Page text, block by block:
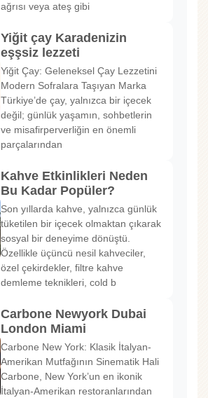
ağrısı veya ateş gibi
Yiğit çay Karadenizin
eşşsiz lezzeti
Yiğit Çay: Geleneksel Çay Lezzetini
Modern Sofralara Taşıyan Marka
Türkiye’de çay, yalnızca bir içecek
değil; günlük yaşamın, sohbetlerin
ve misafirperverliğin en önemli
parçalarından
Kahve Etkinlikleri Neden
Bu Kadar Popüler?
Son yıllarda kahve, yalnızca günlük
tüketilen bir içecek olmaktan çıkarak
sosyal bir deneyime dönüştü.
Özellikle üçüncü nesil kahveciler,
özel çekirdekler, filtre kahve
demleme teknikleri, cold b
Carbone Newyork Dubai
London Miami
Carbone New York: Klasik İtalyan-
Amerikan Mutfağının Sinematik Hali
Carbone, New York’un en ikonik
İtalyan-Amerikan restoranlarından